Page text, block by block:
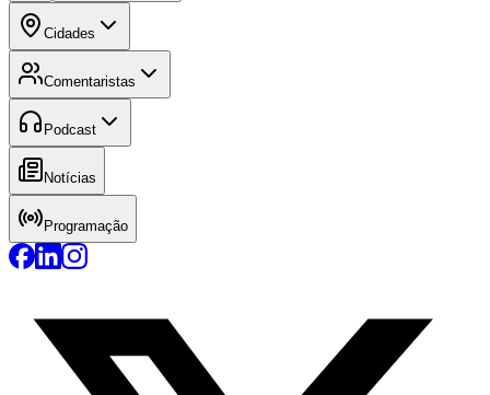
Cidades
Comentaristas
Podcast
Notícias
Programação